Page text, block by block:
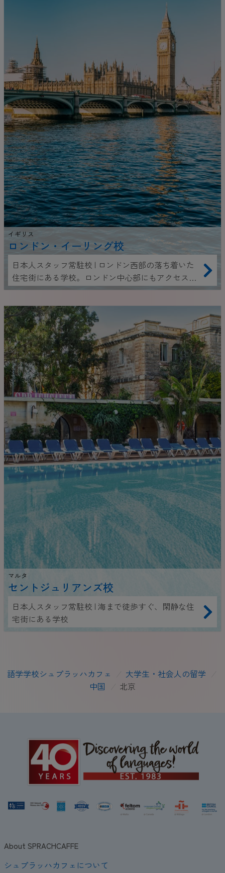
イギリス
ロンドン・イーリング校
日本人スタッフ常駐校 | ロンドン西部の落ち着いた
住宅街にある学校。ロンドン中心部にもアクセス良
好
マルタ
セントジュリアンズ校
日本人スタッフ常駐校 | 海まで徒歩すぐ、閑静な住
宅街にある学校
語学学校シュプラッハカフェ 大学生・社会人の留学
中国
北京
About SPRACHCAFFE
シュプラッハカフェについて